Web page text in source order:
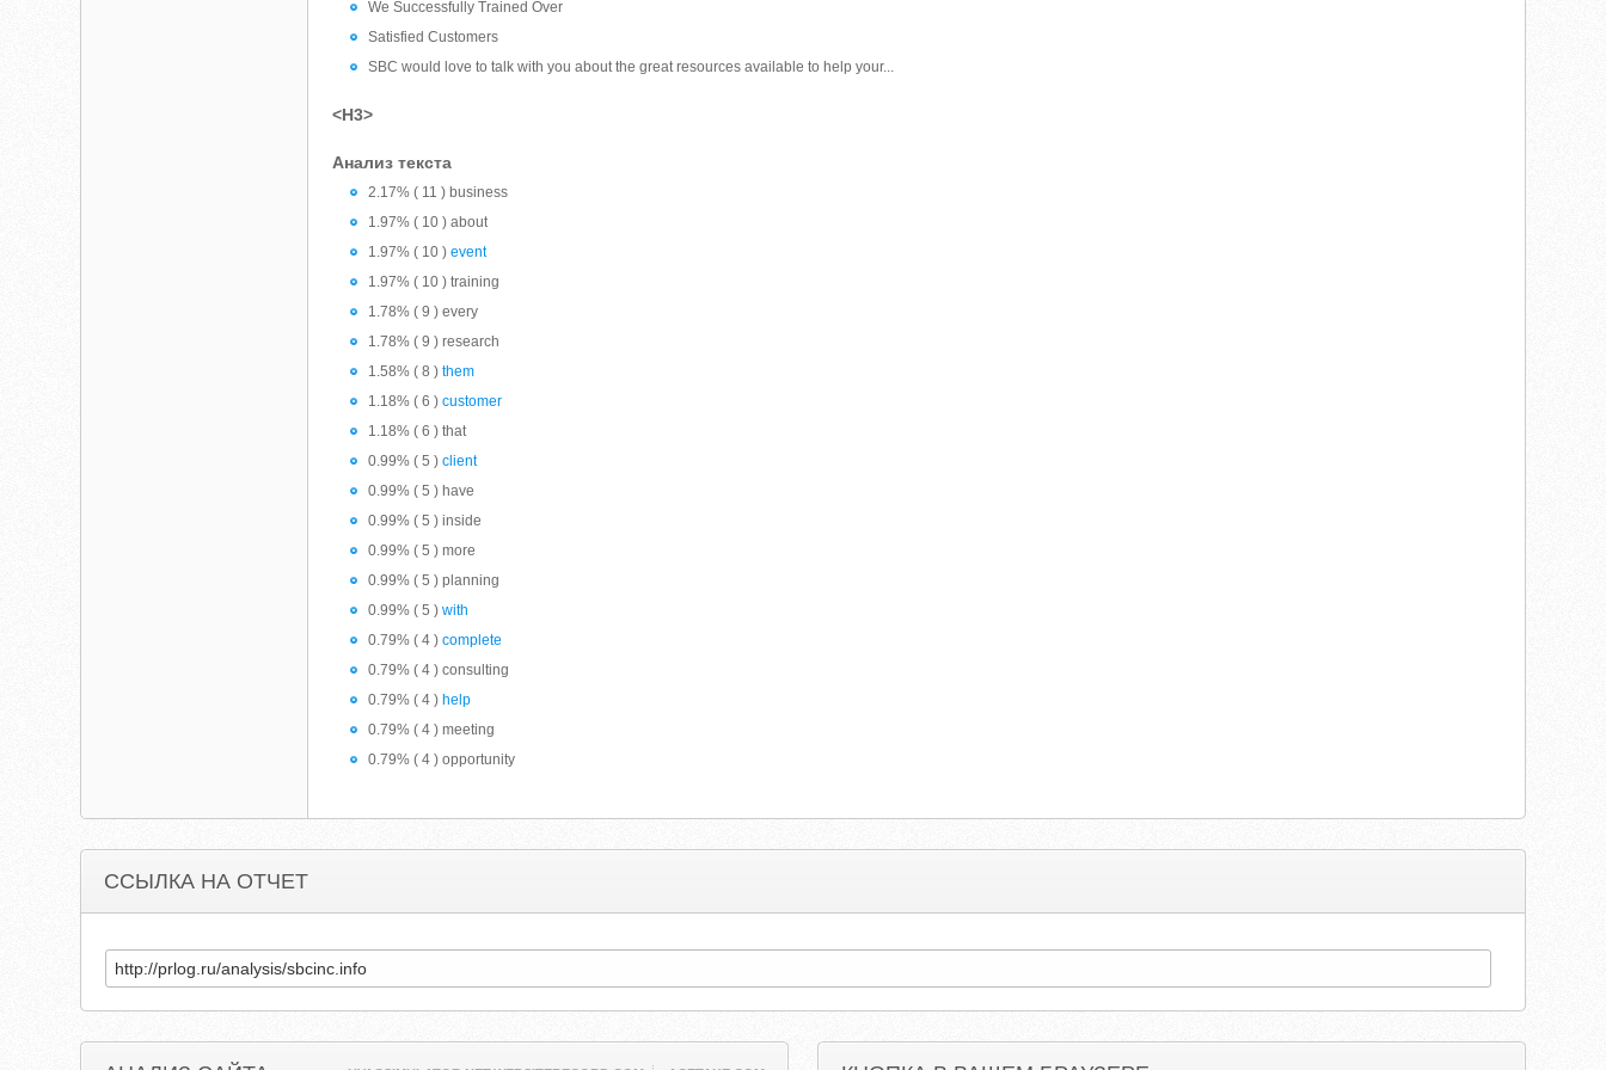
We Successfully Trained Over
Satisfied Customers
SBC would love to talk with you about the great resources available to help your...
<H3>
Анализ текста
2.17% ( 11 ) business
1.97% ( 10 ) about
1.97% ( 10 )event
1.97% ( 10 ) training
1.78% ( 9 ) every
1.78% ( 9 ) research
1.58% ( 8 )them
1.18% ( 6 )customer
1.18% ( 6 ) that
0.99% ( 5 )client
0.99% ( 5 ) have
0.99% ( 5 ) inside
0.99% ( 5 ) more
0.99% ( 5 ) planning
0.99% ( 5 )with
0.79% ( 4 )complete
0.79% ( 4 ) consulting
0.79% ( 4 ) help
0.79% ( 4 ) meeting
0.79% ( 4 ) opportunity
ССЫЛКА НА ОТЧЕТ